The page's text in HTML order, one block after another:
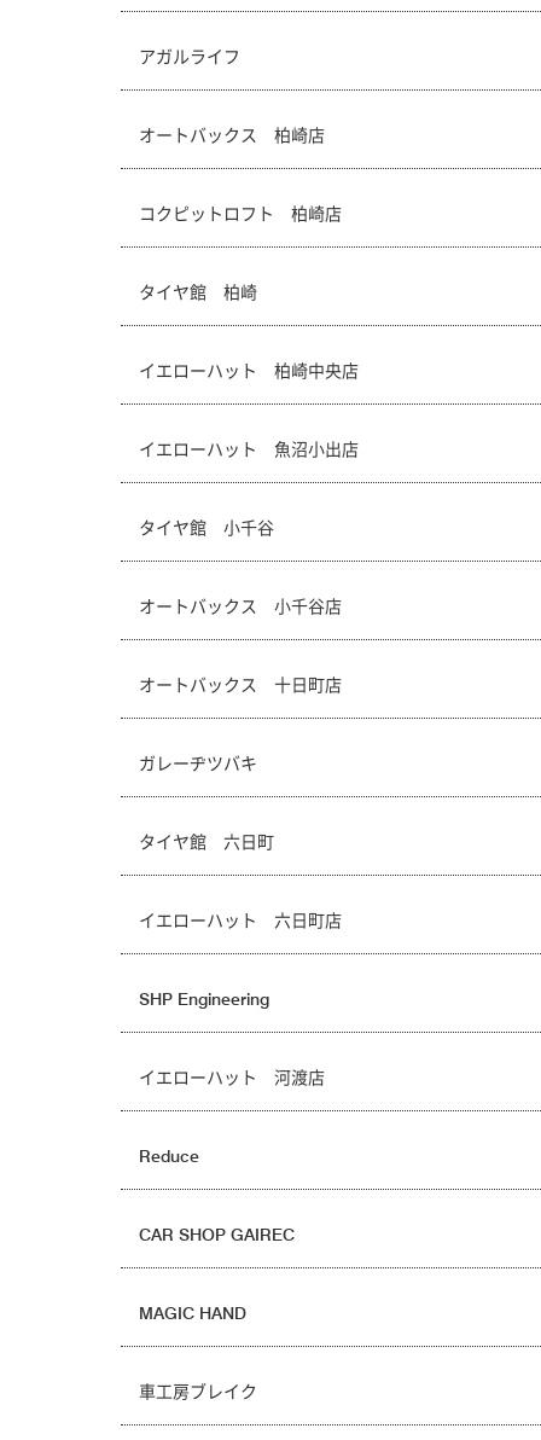
アガルライフ
オートバックス 柏崎店
コクピットロフト 柏崎店
タイヤ館 柏崎
イエローハット 柏崎中央店
イエローハット 魚沼小出店
タイヤ館 小千谷
オートバックス 小千谷店
オートバックス 十日町店
ガレーヂツバキ
タイヤ館 六日町
イエローハット 六日町店
SHP Engineering
イエローハット 河渡店
Reduce
CAR SHOP GAIREC
MAGIC HAND
車工房ブレイク